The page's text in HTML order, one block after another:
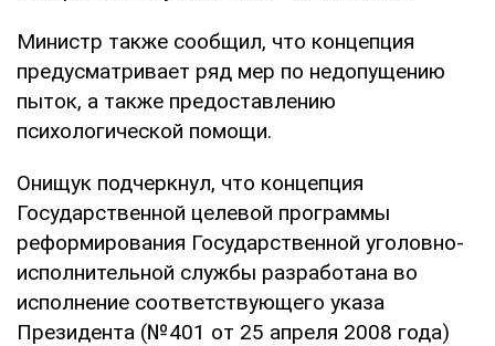
Министр также сообщил, что концепция
предусматривает ряд мер по недопущению
пыток, а также предоставлению
психологической помощи.
Онищук подчеркнул, что концепция
Государственной целевой программы
реформирования Государственной уголовно-
исполнительной службы разработана во
исполнение соответствующего указа
Президента (№401 от 25 апреля 2008 года)